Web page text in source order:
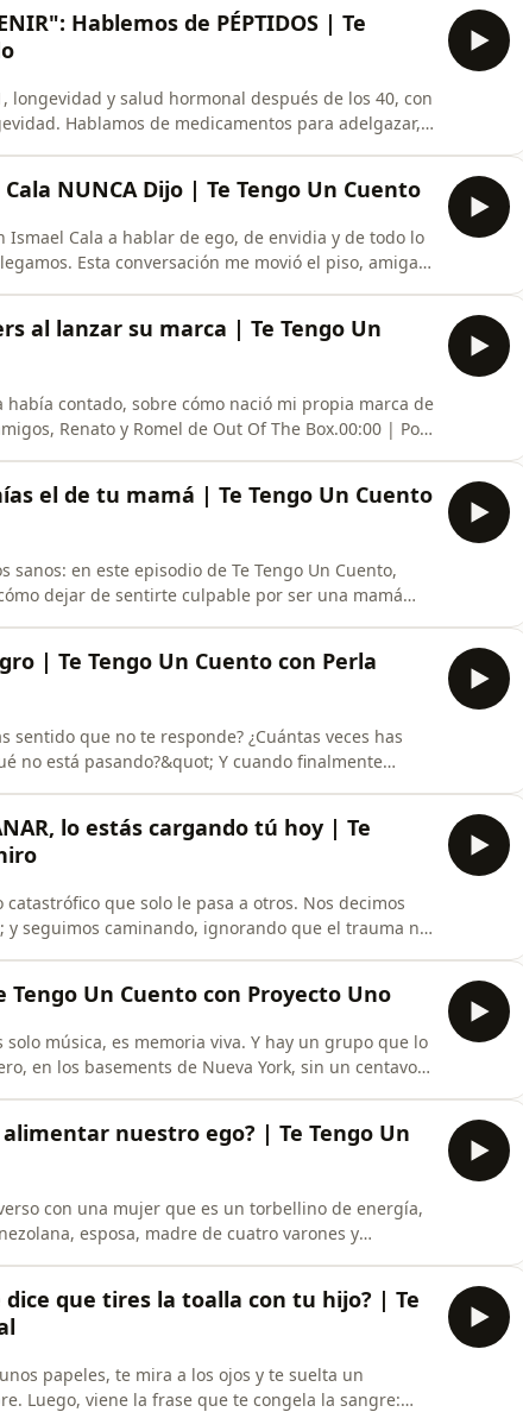
Hablemos de PÉPTIDOS | Te
longevidad y salud hormonal después de los 40, con
Hablamos de medicamentos para adelgazar,
NUNCA Dijo | Te Tengo Un Cuento
Cala a hablar de ego, de envidia y de todo lo
Esta conversación me movió el piso, amiga,
al lanzar su marca | Te Tengo Un
contado, sobre cómo nació mi propia marca de
Renato y Romel de Out Of The Box.00:00 | Por
el de tu mamá | Te Tengo Un Cuento
en este episodio de Te Tengo Un Cuento,
dejar de sentirte culpable por ser una mamá
| Te Tengo Un Cuento con Perla
sentido que no te responde? ¿Cuántas veces has
no está pasando?&quot; Y cuando finalmente
lo estás cargando tú hoy | Te
que solo le pasa a otros. Nos decimos
seguimos caminando, ignorando que el trauma no
Tengo Un Cuento con Proyecto Uno
música, es memoria viva. Y hay un grupo que lo
en los basements de Nueva York, sin un centavo,
nuestro ego? | Te Tengo Un
con una mujer que es un torbellino de energía,
esposa, madre de cuatro varones y
que tires la toalla con tu hijo? | Te
papeles, te mira a los ojos y te suelta un
Luego, viene la frase que te congela la sangre: